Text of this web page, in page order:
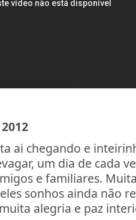
ai chegando e
um dia de cada
e familiares.
sonhos ainda não
alegria e paz